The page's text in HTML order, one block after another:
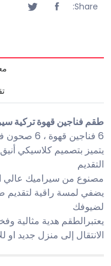
Share:
طقم فناجين قهوة تركية
6 فناجين قهوة ، 6 صحون فناجين
يتميز بتصميم كلاسيكي
التقديم
مصنوع من سيراميك عالي
يضفي لمسة راقية لتقديم
لضيوفك
يعتبرالطقم هدية مثالية
الانتقال إلى منزل جديد او